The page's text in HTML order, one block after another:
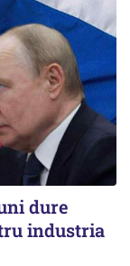
dure
industria